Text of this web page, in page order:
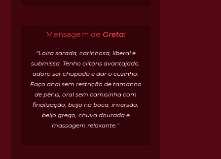
Mensagem de Greta:
“Loira sarada, carinhosa, liberal e
submissa. Tenho clitóris avantajado,
adoro ser chupada e dar o cuzinho.
Faço anal sem restrição de tamanho
de pênis, oral sem camisinha com
finalização, beijo na boca, inversão,
beijo grego, chuva dourada e
massagem relaxante.”